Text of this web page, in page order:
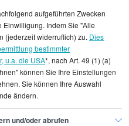
und
Ausschau halten. Ein
hilft, ein realistisches
zu erhalten und
aufgeführten Zwecken
Indem Sie "Alle
(jederzeit widerruflich) zu. Dies
bestimmter
u.a. die USA*, nach Art. 49 (1) (a)
können Sie Ihre Einstellungen
Sie können Ihre Auswahl
ändern.
und/oder abrufen